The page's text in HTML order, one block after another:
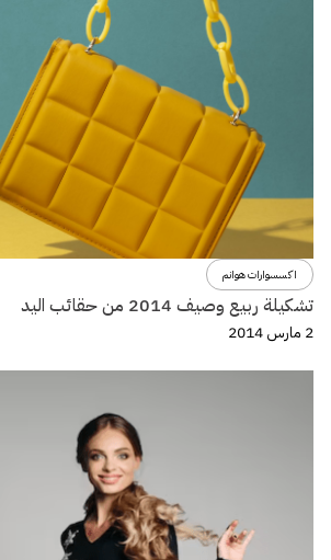
اكسسوارات هوانم
تشكيلة ربيع وصيف 2014 من حقائب اليد
2 مارس 2014